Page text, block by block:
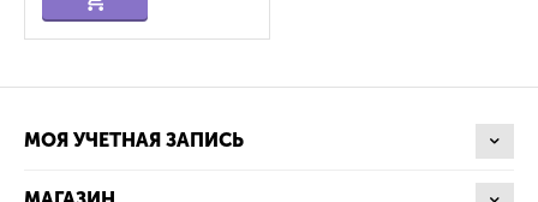
МОЯ УЧЕТНАЯ ЗАПИСЬ